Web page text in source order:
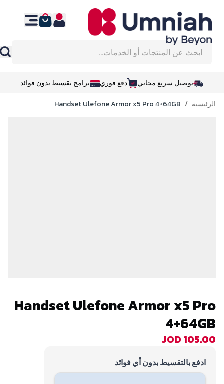
ابحث عن المنتجات أو الخدمات...
توصيل سريع مجاني دفع فوري برامج تقسيط بدون فوائد
الرئيسية /
Handset Ulefone Armor x5 Pro 4+64GB
Handset Ulefone Armor x5 Pro
4+64GB
JOD 105.00
ادفع بالتقسيط بدون أي فوائد